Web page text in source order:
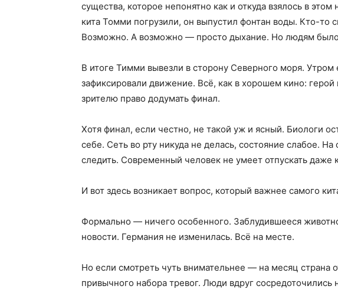
существа, которое непонятно как и откуда взялось в
кита Томми погрузили, он выпустил фонтан воды. Кто-то
Возможно. А возможно — просто дыхание. Но людям было
В итоге Тимми вывезли в сторону Северного моря.
зафиксировали движение. Всё, как в хорошем кино: герой
зрителю право додумать финал.
Хотя финал, если честно, не такой уж и ясный. Биологи
себе. Сеть во рту никуда не делась, состояние слабое.
следить. Современный человек не умеет отпускать даже
И вот здесь возникает вопрос, который важнее самого
Формально — ничего особенного. Заблудившееся
новости. Германия не изменилась. Всё на месте.
Но если смотреть чуть внимательнее — на месяц страна
привычного набора тревог. Люди вдруг сосредоточились